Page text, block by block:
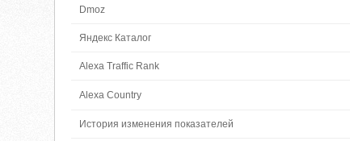
Dmoz
Яндекс Каталог
Alexa Traffic Rank
Alexa Country
История изменения показателей